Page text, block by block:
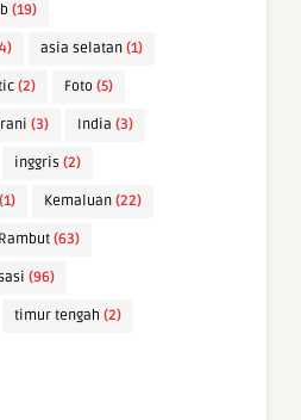
(19)
asia selatan (1)
(2) Foto (5)
(3) India (3)
inggris (2)
(1) Kemaluan (22)
Rambut (63)
(96)
timur tengah (2)